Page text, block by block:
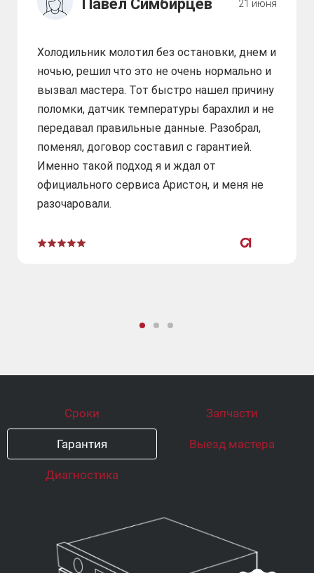
Павел Симбирцев 21 июня
Холодильник молотил без остановки, днем и
ночью, решил что это не очень нормально и
вызвал мастера. Тот быстро нашел причину
поломки, датчик температуры барахлил и не
передавал правильные данные. Разобрал,
поменял, договор составил с гарантией.
Именно такой подход я и ждал от
официального сервиса Аристон, и меня не
разочаровали.
Сроки Запчасти
Гарантия Выезд мастера
Диагностика